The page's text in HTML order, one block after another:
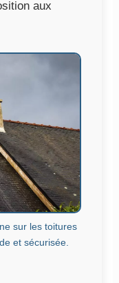
aux
sur les toitures
et sécurisée.